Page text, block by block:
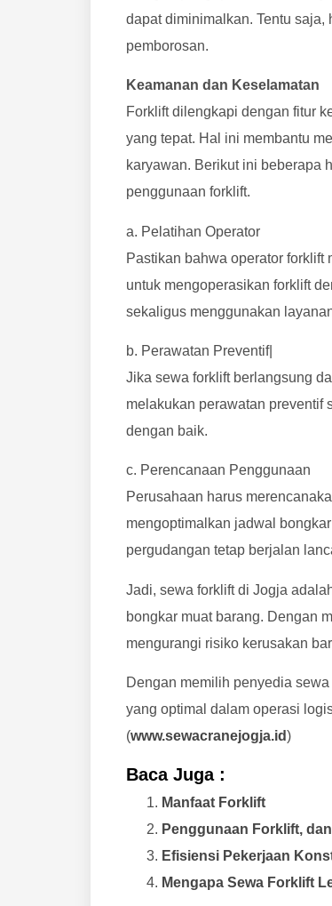
dapat diminimalkan. Tentu
pemborosan.
Keamanan dan Keselamatan
Forklift dilengkapi dengan fitur
yang tepat. Hal ini membantu
karyawan. Berikut ini beberapa
penggunaan forklift.
a. Pelatihan Operator
Pastikan bahwa operator
untuk mengoperasikan forklift
sekaligus menggunakan
b. Perawatan Preventif|
Jika sewa forklift berlangsung
melakukan perawatan preventif
dengan baik.
c. Perencanaan Penggunaan
Perusahaan harus
mengoptimalkan jadwal
pergudangan tetap berjalan
Jadi, sewa forklift di Jogja
bongkar muat barang. Dengan
mengurangi risiko kerusakan
Dengan memilih penyedia
yang optimal dalam operasi
(www.sewacranejogja.id)
Baca Juga :
Manfaat Forklift
Penggunaan Forklift,
Efisiensi Pekerjaan
Mengapa Sewa Forklift